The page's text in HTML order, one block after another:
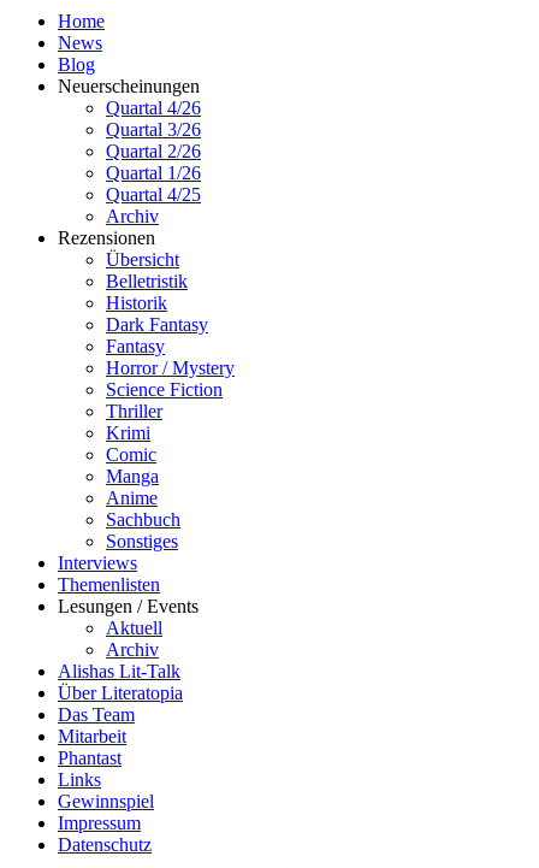
Home
News
Blog
Neuerscheinungen
Quartal 4/26
Quartal 3/26
Quartal 2/26
Quartal 1/26
Quartal 4/25
Archiv
Rezensionen
Übersicht
Belletristik
Historik
Dark Fantasy
Fantasy
Horror / Mystery
Science Fiction
Thriller
Krimi
Comic
Manga
Anime
Sachbuch
Sonstiges
Interviews
Themenlisten
Lesungen / Events
Aktuell
Archiv
Alishas Lit-Talk
Über Literatopia
Das Team
Mitarbeit
Phantast
Links
Gewinnspiel
Impressum
Datenschutz